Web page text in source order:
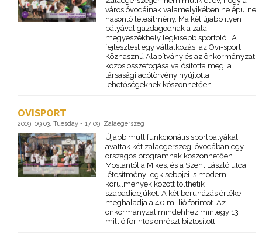
város óvodáinak valamelyikében ne épülne
hasonló létesítmény. Ma két újabb ilyen
pályával gazdagodnak a zalai
megyeszékhely legkisebb sportolói. A
fejlesztést egy vállalkozás, az Ovi-sport
Közhasznú Alapítvány és az önkormányzat
közös összefogása valósította meg, a
társasági adótörvény nyújtotta
lehetőségeknek köszönhetően.
OVISPORT
2019. 09 03. Tuesday - 17:09, Zalaegerszeg
Újabb multifunkcionális sportpályákat
avattak két zalaegerszegi óvodában egy
országos programnak köszönhetően.
Mostantól a Mikes, és a Szent László utcai
létesítmény legkisebbjei is modern
körülmények között tölthetik
szabadidejüket. A két beruházás értéke
meghaladja a 40 millió forintot. Az
önkormányzat mindehhez mintegy 13
millió forintos önrészt biztosított.